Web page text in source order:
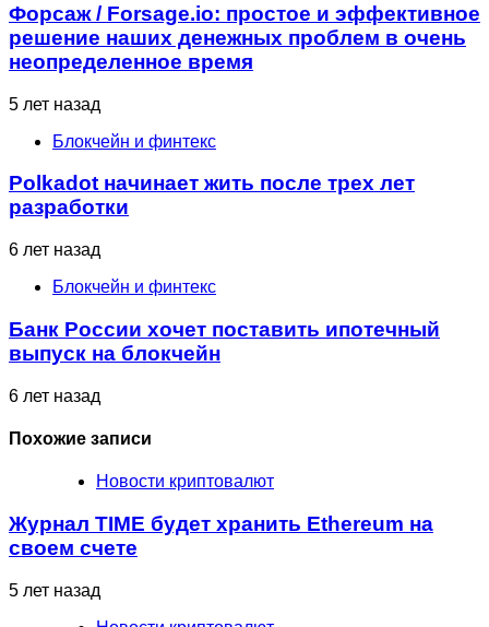
Форсаж / Forsage.io: простое и эффективное
решение наших денежных проблем в очень
неопределенное время
5 лет назад
Блокчейн и финтекс
Polkadot начинает жить после трех лет
разработки
6 лет назад
Блокчейн и финтекс
Банк России хочет поставить ипотечный
выпуск на блокчейн
6 лет назад
Похожие записи
Новости криптовалют
Журнал TIME будет хранить Ethereum на
своем счете
5 лет назад